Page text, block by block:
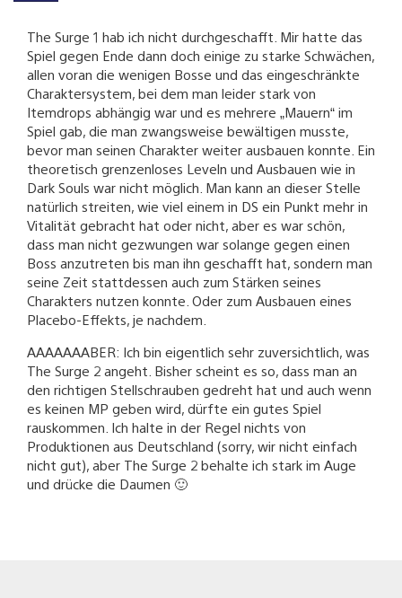
The Surge 1 hab ich nicht durchgeschafft. Mir hatte das
Spiel gegen Ende dann doch einige zu starke Schwächen,
allen voran die wenigen Bosse und das eingeschränkte
Charaktersystem, bei dem man leider stark von
Itemdrops abhängig war und es mehrere „Mauern“ im
Spiel gab, die man zwangsweise bewältigen musste,
bevor man seinen Charakter weiter ausbauen konnte. Ein
theoretisch grenzenloses Leveln und Ausbauen wie in
Dark Souls war nicht möglich. Man kann an dieser Stelle
natürlich streiten, wie viel einem in DS ein Punkt mehr in
Vitalität gebracht hat oder nicht, aber es war schön,
dass man nicht gezwungen war solange gegen einen
Boss anzutreten bis man ihn geschafft hat, sondern man
seine Zeit stattdessen auch zum Stärken seines
Charakters nutzen konnte. Oder zum Ausbauen eines
Placebo-Effekts, je nachdem.
AAAAAAABER: Ich bin eigentlich sehr zuversichtlich, was
The Surge 2 angeht. Bisher scheint es so, dass man an
den richtigen Stellschrauben gedreht hat und auch wenn
es keinen MP geben wird, dürfte ein gutes Spiel
rauskommen. Ich halte in der Regel nichts von
Produktionen aus Deutschland (sorry, wir nicht einfach
nicht gut), aber The Surge 2 behalte ich stark im Auge
und drücke die Daumen 🙂